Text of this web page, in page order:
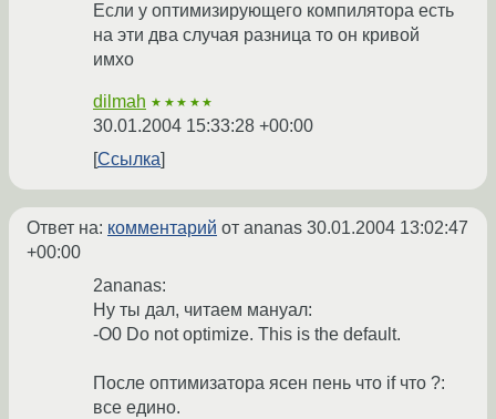
Если у оптимизирующего компилятора есть
на эти два случая разница то он кривой
имхо
dilmah ★★★★★
30.01.2004 15:33:28 +00:00
Ссылка
Ответ на: комментарий от ananas 30.01.2004 13:02:47
+00:00
2ananas:
Ну ты дал, читаем мануал:
-O0 Do not optimize. This is the default.
После оптимизатора ясен пень что if что ?:
все едино.